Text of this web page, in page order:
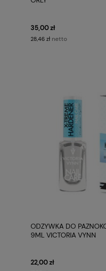
35,00 zł
28,46 zł netto
ODZYWKA DO
9ML VICTORIA VYNN
22,00 zł